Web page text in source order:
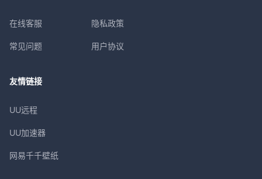
在线客服
常见问题
隐私政策
用户协议
友情链接
UU远程
UU加速器
网易千千壁纸